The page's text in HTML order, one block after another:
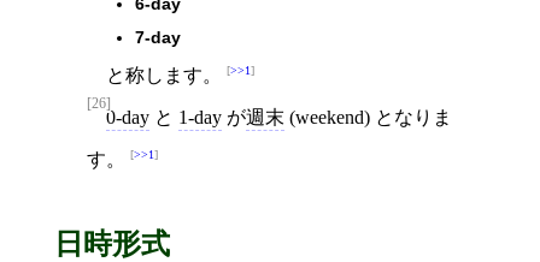
6-day
7-day
と称します。 >>1
[26]
0-day と 1-day が週末 (weekend) となりま
す。 >>1
日時形式